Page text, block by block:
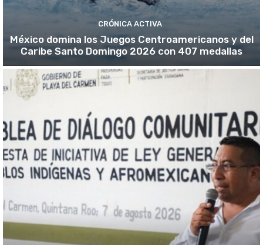
CRÓNICA ACTIVA
México domina los Juegos Centroamericanos y del
Caribe Santo Domingo 2026 con 407 medallas